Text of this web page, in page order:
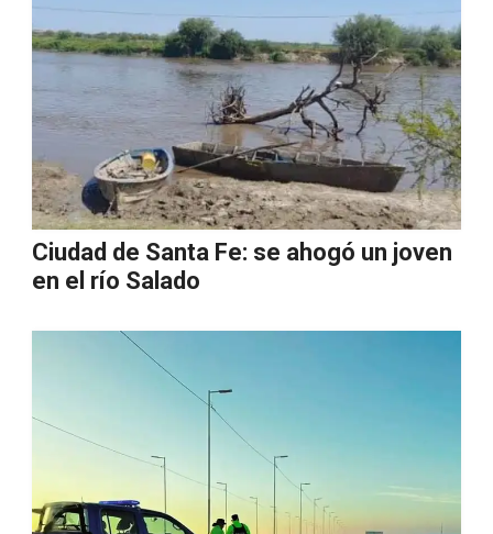
Ciudad de Santa Fe: se ahogó un joven
en el río Salado